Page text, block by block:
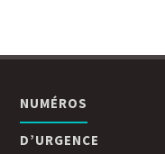
NUMÉROS
D’URGENCE